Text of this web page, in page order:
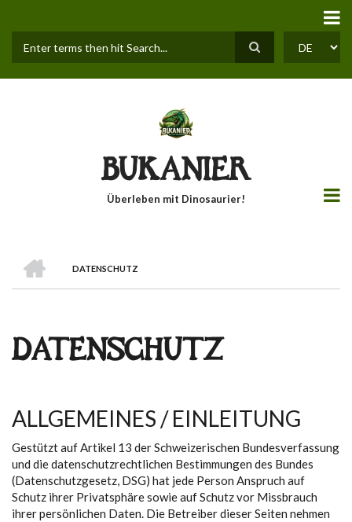
Inhalt
SELECT
YOUR
BUKANIER
Überleben mit Dinosaurier!
PFADNAVIGATION
DATENSCHUTZ
DATENSCHUTZ
ALLGEMEINES / EINLEITUNG
Gestützt auf Artikel 13 der Schweizerischen Bundesverfassung
und die datenschutzrechtlichen Bestimmungen des Bundes
(Datenschutzgesetz, DSG) hat jede Person Anspruch auf
Schutz ihrer Privatsphäre sowie auf Schutz vor Missbrauch
ihrer persönlichen Daten. Die Betreiber dieser Seiten nehmen